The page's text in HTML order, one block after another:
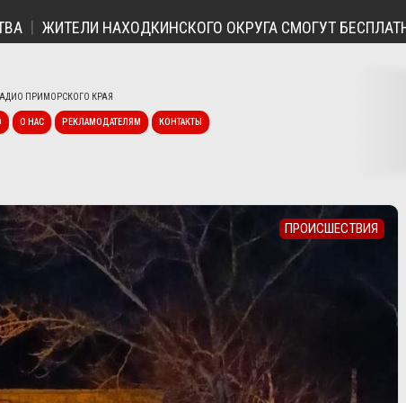
ПРИМОРСКОГО КРАЯ
О НАС РЕКЛАМОДАТЕЛЯМ КОНТАКТЫ
НАХОДКИНСКОГО ОКРУГА СМОГУТ БЕСПЛАТНО
ПРОИСШЕСТВИЯ